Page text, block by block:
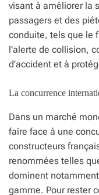
visant à améliorer la
passagers et des
conduite, tels que le
l’alerte de collision,
d’accident et à
La concurrence
Dans un marché
faire face à une
constructeurs
renommées telles
dominent
gamme. Pour rester